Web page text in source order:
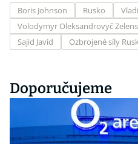
Boris Johnson Rusko
Volodymyr Oleksandrovyč
Sajid Javid
Ozbrojené síly
Doporučujeme